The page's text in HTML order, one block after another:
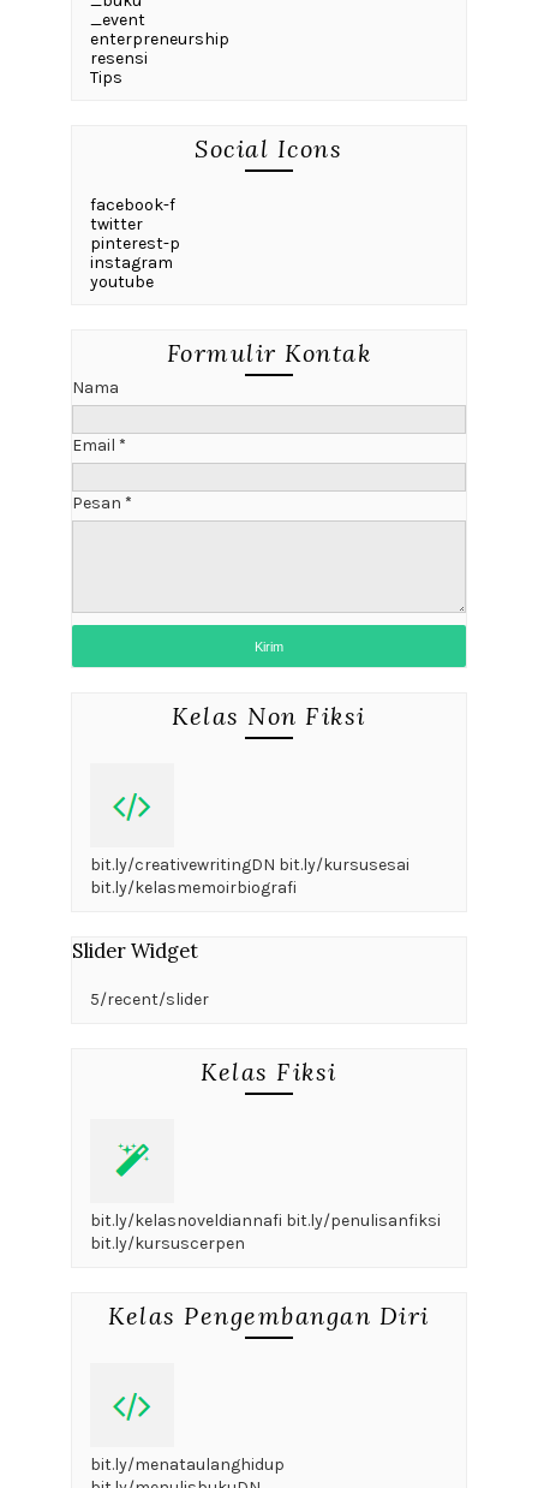
_event
enterpreneurship
resensi
Tips
Social Icons
facebook-f
twitter
pinterest-p
instagram
youtube
Formulir Kontak
Nama
Email *
Pesan *
Kelas Non Fiksi
bit.ly/creativewritingDN bit.ly/kursusesai
bit.ly/kelasmemoirbiografi
Slider Widget
5/recent/slider
Kelas Fiksi
bit.ly/kelasnoveldiannafi bit.ly/penulisanfiksi
bit.ly/kursuscerpen
Kelas Pengembangan Diri
bit.ly/menataulanghidup